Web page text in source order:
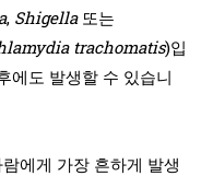
, Shigella또는
trachomatis)입
에도 발생할 수 있습니
에게 가장 흔하게 발생